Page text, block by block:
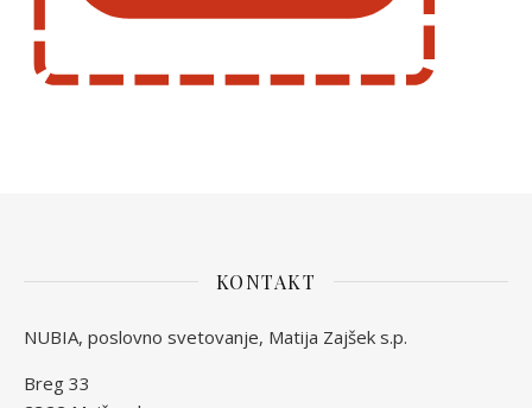
KONTAKT
NUBIA, poslovno svetovanje, Matija Zajšek s.p.
Breg 33